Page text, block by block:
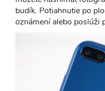
budík. Potiahnutie po
oznámení alebo poslúži